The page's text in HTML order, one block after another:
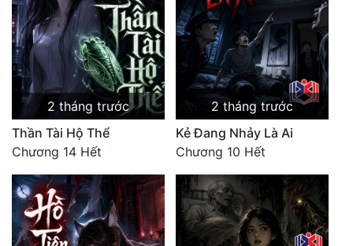
2 tháng trước
Thần Tài Hộ Thể
Chương 14 Hết
2 tháng trước
Kẻ Đang Nhảy Là Ai
Chương 10 Hết